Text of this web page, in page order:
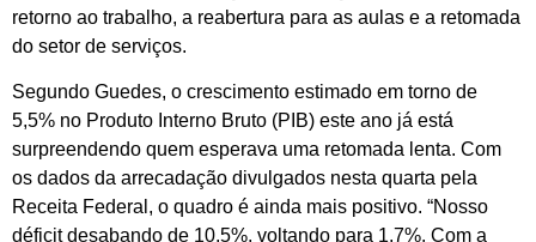
retorno ao trabalho, a reabertura para as aulas e a retomada
do setor de serviços.
Segundo Guedes, o crescimento estimado em torno de
5,5% no Produto Interno Bruto (PIB) este ano já está
surpreendendo quem esperava uma retomada lenta. Com
os dados da arrecadação divulgados nesta quarta pela
Receita Federal, o quadro é ainda mais positivo. “Nosso
déficit desabando de 10,5%, voltando para 1,7%. Com a